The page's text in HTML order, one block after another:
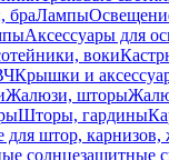
браЛампы
Аксессуары для
воки
Крышки и
Жалюзи, шторы
Шторы, гардины
штор, карнизов,
солнцезащитные